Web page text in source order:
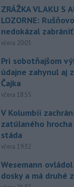
ZRÁŽKA VLAKU S
LOZORNE:
nedokázal zabrániť
včera 20:05
Pri sobotňajšom
údajne zahynul aj
Čajka
včera 18:55
V Kolumbii
zatúlaného hrocha
stáda
včera 19:32
Wesemann
dosky a má druhé